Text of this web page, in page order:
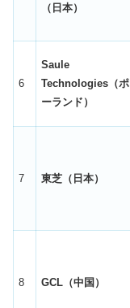
（日本）
6
Saule
Technologies（ポ
ーランド）
7 東芝（日本）
8 GCL（中国）